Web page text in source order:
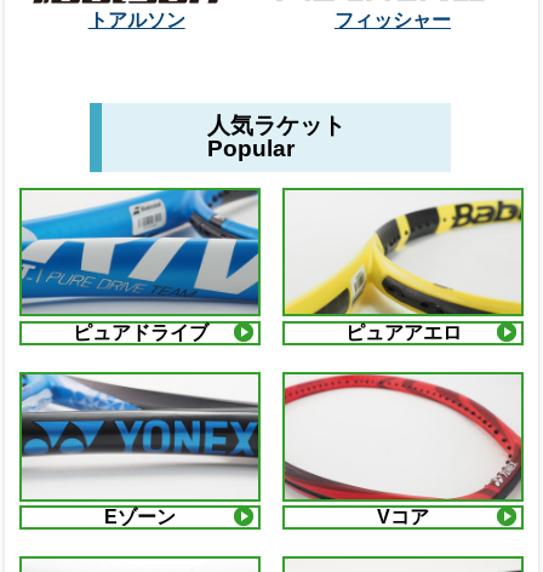
トアルソン フィッシャー
人気ラケット
Popular
ピュアドライブ ピュアアエロ
Eゾーン Vコア